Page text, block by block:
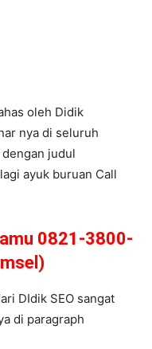
oleh Didik
nya di seluruh
judul
ayuk buruan Call
0821-3800-
DIdik SEO sangat
di paragraph